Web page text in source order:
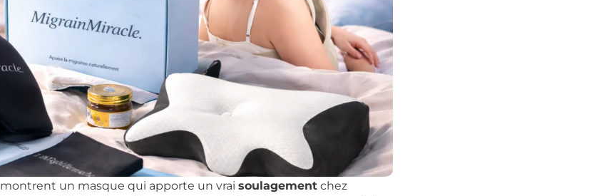
montrent un masque qui apporte un vrai soulagement chez